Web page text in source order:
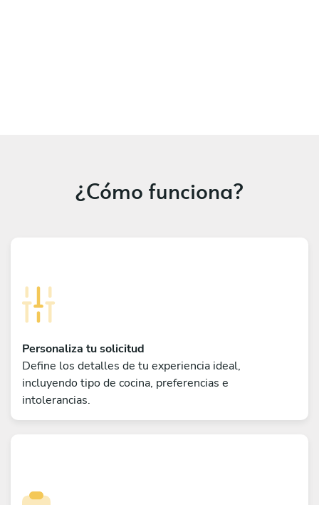
¿Cómo funciona?
Personaliza tu solicitud
Define los detalles de tu experiencia ideal,
incluyendo tipo de cocina, preferencias e
intolerancias.